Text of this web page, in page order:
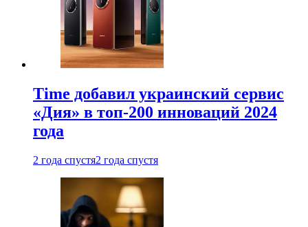
Time добавил украинский сервис
«Дия» в топ-200 инноваций 2024
года
2 года спустя2 года спустя